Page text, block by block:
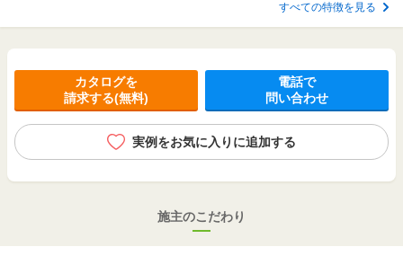
すべての特徴を見る
カタログを
請求する(無料)
電話で
問い合わせ
実例をお気に入りに追加する
施主のこだわり